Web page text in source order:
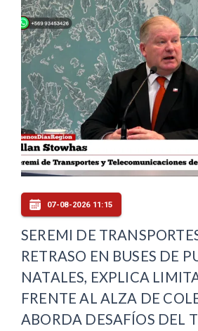
07-08-2026 11:15
SEREMI DE
RETRASO EN BUSES DE
NATALES, EXPLICA
FRENTE AL ALZA DE
ABORDA DESAFÍOS DEL